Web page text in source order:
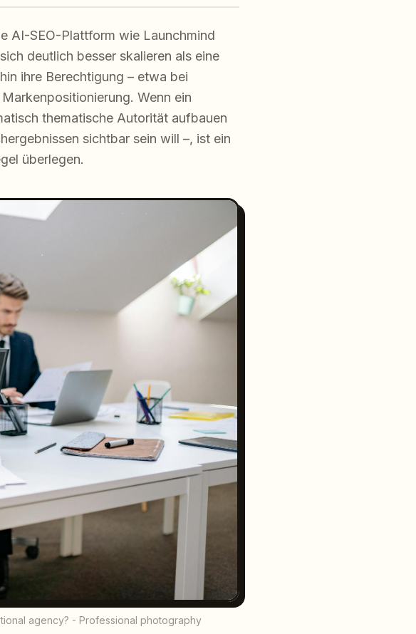
AI-SEO-Plattform wie Launchmind
deutlich besser skalieren als eine
ihre Berechtigung – etwa bei
Wenn ein
thematische Autorität aufbauen
sichtbar sein will –, ist ein
überlegen.
agency? - Professional photography